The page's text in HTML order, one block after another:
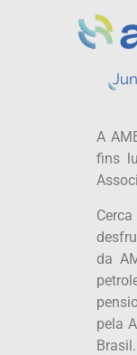
A
fins
da
pela
Brasil.